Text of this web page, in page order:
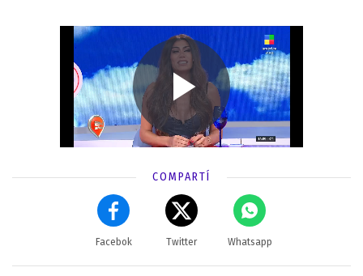
COMPARTÍ
Facebok Twitter Whatsapp